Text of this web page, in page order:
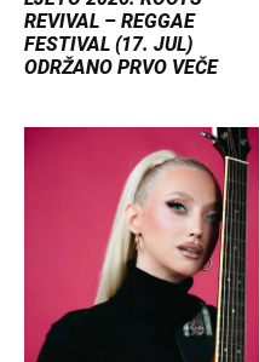
REVIVAL – REGGAE
FESTIVAL (17. JUL)
ODRŽANO PRVO VEČE